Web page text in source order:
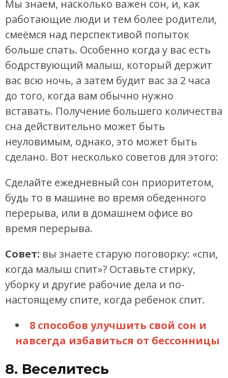
Мы знаем, насколько важен сон, и, как
работающие люди и тем более родители,
смеёмся над перспективой попыток
больше спать. Особенно когда у вас есть
бодрствующий малыш, который держит
вас всю ночь, а затем будит вас за 2 часа
до того, когда вам обычно нужно
вставать. Получение большего количества
сна действительно может быть
неуловимым, однако, это может быть
сделано. Вот несколько советов для этого:
Сделайте ежедневный сон приоритетом,
будь то в машине во время обеденного
перерыва, или в домашнем офисе во
время перерыва.
Совет: вы знаете старую поговорку: «спи,
когда малыш спит»? Оставьте стирку,
уборку и другие рабочие дела и по-
настоящему спите, когда ребенок спит.
8 способов улучшить свой сон и
навсегда избавиться от бессонницы
8. Веселитесь